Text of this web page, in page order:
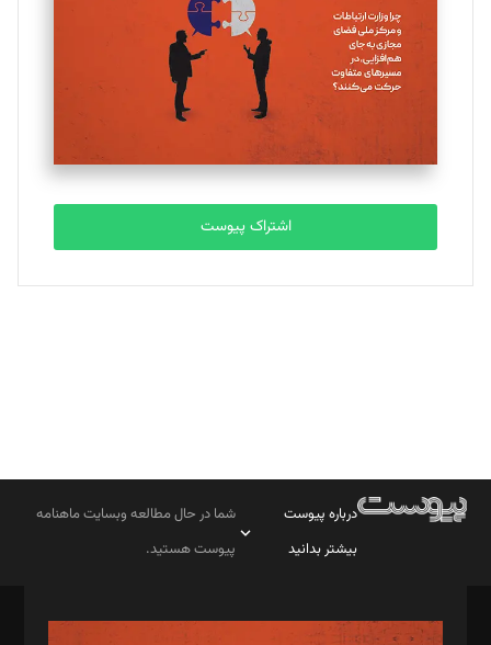
ملینا جعفری
تحریریه
مصطفی مسجدی آرانی
تحریریه
بابک نقاش
تحریریه
اشتراک پیوست
درباره پیوست
بیشتر بدانید
شما در حال مطالعه وبسایت ماهنامه
پیوست هستید.
مدیر مسئول: محمدباقر اثنی‌عشری